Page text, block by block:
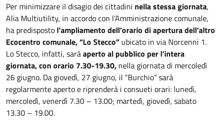
Per minimizzare il disagio dei cittadini nella stessa giornata,
Alia Multiutility, in accordo con l’Amministrazione comunale,
ha predisposto l’ampliamento dell’orario di apertura dell’altro
Ecocentro comunale, “Lo Stecco” ubicato in via Norcenni 1.
Lo Stecco, infatti, saràaperto al pubblico per l’intera
giornata, con orario 7.30-19.30, nella giornata di mercoledì
26 giugno. Da giovedì, 27 giugno, il “Burchio” sarà
regolarmente aperto e riprenderà i consueti orari: lunedì,
mercoledì, venerdì 7.30 – 13.00; martedì, giovedì, sabato
13.30 – 19.00.